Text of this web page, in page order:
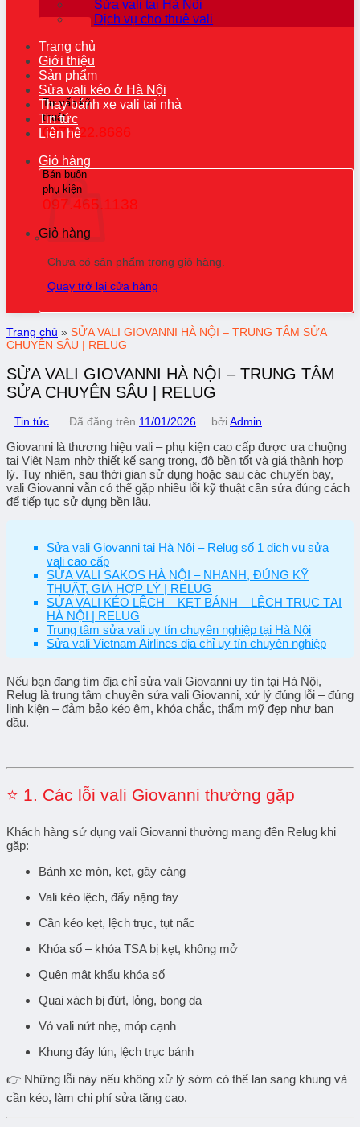
Tư vấn kỹ
thuật
0976.22.8686
Bán buôn
phụ kiện
097.465.1138
Giỏ hàng
Sửa vali tại Hà Nội
Dịch vụ cho thuê vali
Trang chủ
Giới thiệu
Sản phẩm
Sửa vali kéo ở Hà Nội
Thay bánh xe vali tại nhà
Tin tức
Liên hệ
Giỏ hàng
Chưa có sản phẩm trong giỏ hàng.
Quay trở lại cửa hàng
Trang chủ » SỬA VALI GIOVANNI HÀ NỘI – TRUNG TÂM SỬA
CHUYÊN SÂU | RELUG
SỬA VALI GIOVANNI HÀ NỘI – TRUNG TÂM
SỬA CHUYÊN SÂU | RELUG
Tin tức Đã đăng trên 11/01/2026 bởi Admin
Giovanni là thương hiệu vali – phụ kiện cao cấp được ưa chuộng
tại Việt Nam nhờ thiết kế sang trọng, độ bền tốt và giá thành hợp
lý. Tuy nhiên, sau thời gian sử dụng hoặc sau các chuyến bay,
vali Giovanni vẫn có thể gặp nhiều lỗi kỹ thuật cần sửa đúng cách
để tiếp tục sử dụng bền lâu.
Sửa vali Giovanni tại Hà Nội – Relug số 1 dịch vụ sửa
vali cao cấp
SỬA VALI SAKOS HÀ NỘI – NHANH, ĐÚNG KỸ
THUẬT, GIÁ HỢP LÝ | RELUG
SỬA VALI KÉO LỆCH – KẸT BÁNH – LỆCH TRỤC TẠI
HÀ NỘI | RELUG
Trung tâm sửa vali uy tín chuyên nghiệp tại Hà Nội
Sửa vali Vietnam Airlines địa chỉ uy tín chuyên nghiệp
Nếu bạn đang tìm địa chỉ sửa vali Giovanni uy tín tại Hà Nội,
Relug là trung tâm chuyên sửa vali Giovanni, xử lý đúng lỗi – đúng
linh kiện – đảm bảo kéo êm, khóa chắc, thẩm mỹ đẹp như ban
đầu.
⭐ 1. Các lỗi vali Giovanni thường gặp
Khách hàng sử dụng vali Giovanni thường mang đến Relug khi
gặp:
Bánh xe mòn, kẹt, gãy càng
Vali kéo lệch, đẩy nặng tay
Cần kéo kẹt, lệch trục, tụt nấc
Khóa số – khóa TSA bị kẹt, không mở
Quên mật khẩu khóa số
Quai xách bị đứt, lỏng, bong da
Vỏ vali nứt nhẹ, móp cạnh
Khung đáy lún, lệch trục bánh
👉 Những lỗi này nếu không xử lý sớm có thể lan sang khung và
cần kéo, làm chi phí sửa tăng cao.